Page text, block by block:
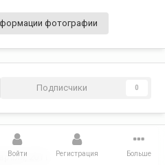
фотографии
Подписчики 0
2011
Войти Регистрация Больше